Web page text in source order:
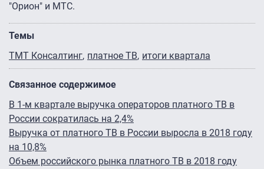
"Орион" и МТС.
Темы
ТМТ Консалтинг платное ТВ итоги квартала
Связанное содержимое
В 1-м квартале выручка операторов платного ТВ в
России сократилась на 2,4%
Выручка от платного ТВ в России выросла в 2018 году
на 10,8%
Объем российского рынка платного ТВ в 2018 году